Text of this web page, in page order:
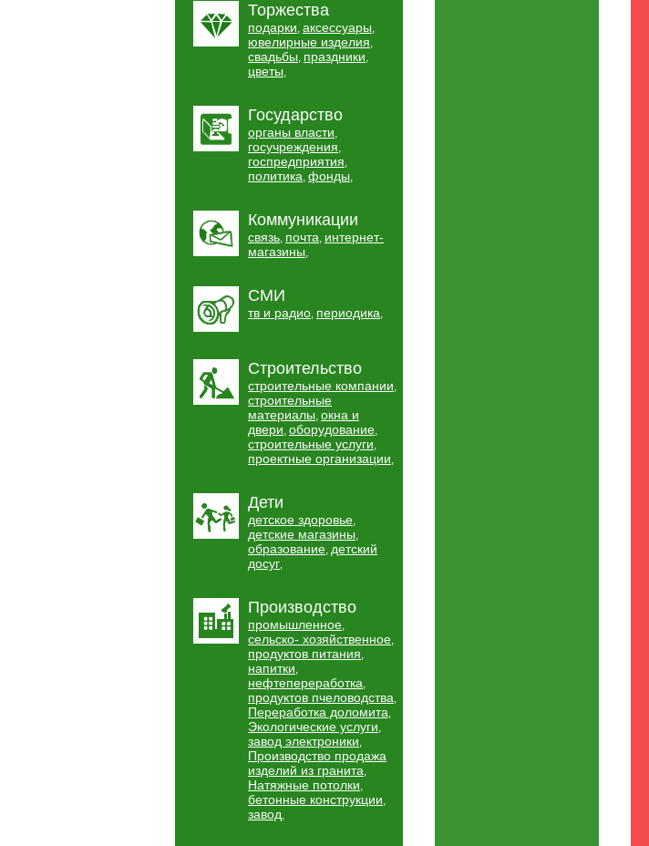
Торжества
подарки, аксессуары,
ювелирные изделия,
свадьбы, праздники,
цветы,
Государство
органы власти,
госучреждения,
госпредприятия,
политика, фонды,
Коммуникации
связь, почта, интернет-
магазины,
СМИ
тв и радио, периодика,
Строительство
строительные компании,
строительные
материалы, окна и
двери, оборудование,
строительные услуги,
проектные организации,
Дети
детское здоровье,
детские магазины,
образование, детский
досуг,
Производство
промышленное,
сельско- хозяйственное,
продуктов питания,
напитки,
нефтепереработка,
продуктов пчеловодства,
Переработка доломита,
Экологические услуги,
завод электроники,
Производство продажа
изделий из гранита,
Натяжные потолки,
бетонные конструкции,
завод,